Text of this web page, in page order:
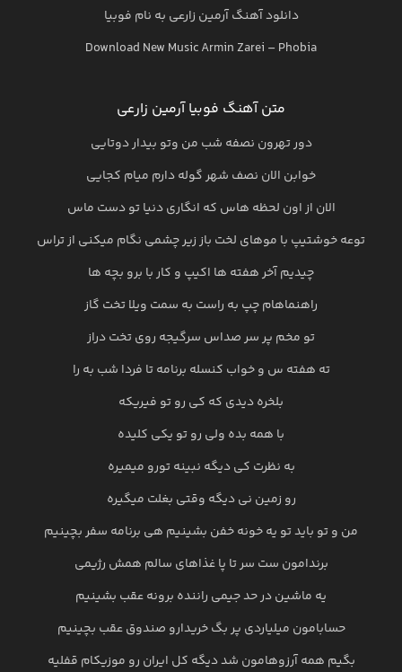
دانلود آهنگ آرمین زارعی به نام فوبیا
Download New MusicArmin Zarei – Phobia
متن آهنگ فوبیا آرمین زارعی
دور تهرون نصفه شب من وتو بیدار دوتایی
خوابن الان نصف شهر گوله دارم میام کجایی
الان از اون لحظه هاس که انگاری دنیا تو دست ماس
توعه خوشتیپ با موهای لخت باز زیر چشمی نگام میکنی از تراس
چیدیم آخر هفته ها اکیپ و کار با برو بچه ها
راهنماهام چپ به راست به سمت ویلا تخت گاز
تو مخم پر سر صداس سرگیجه روی تخت دراز
ته هفته س و خواب کنسله برنامه تا فردا شب به را
بلخره دیدی که کی رو تو فیریکه
با همه بده ولی رو تو یکی کلیده
به نظرت کی دیگه نبینه تورو میمیره
رو زمین نی دیگه وقتی بغلت میگیره
من و تو باید تو یه خونه خفن بشینیم هی برنامه سفر بچینیم
برندامون ست سر تا پا غذاهای سالم همش رژیمی
یه ماشین در حد جیمی راننده برونه عقب بشینیم
حسابامون میلیاردی پر بگ خریدارو صندوق عقب بچینیم
بگیم همه آرزوهامون شد دیگه کل ایران رو موزیکام قفلیه